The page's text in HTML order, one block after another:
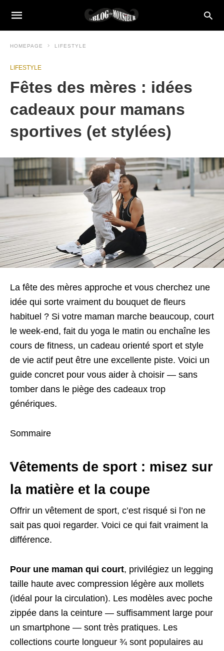
HOMEPAGE LIFESTYLE
LIFESTYLE
Fêtes des mères : idées
cadeaux pour mamans
sportives (et stylées)
La fête des mères approche et vous cherchez une
idée qui sorte vraiment du bouquet de fleurs
habituel ? Si votre maman marche beaucoup, court
le week-end, fait du yoga le matin ou enchaîne les
cours de fitness, un cadeau orienté sport et style
de vie actif peut être une excellente piste. Voici un
guide concret pour vous aider à choisir — sans
tomber dans le piège des cadeaux trop
génériques.
Sommaire
Vêtements de sport : misez sur
la matière et la coupe
Offrir un vêtement de sport, c’est risqué si l’on ne
sait pas quoi regarder. Voici ce qui fait vraiment la
différence.
Pour une maman qui court, privilégiez un legging
taille haute avec compression légère aux mollets
(idéal pour la circulation). Les modèles avec poche
zippée dans la ceinture — suffisamment large pour
un smartphone — sont très pratiques. Les
collections courte longueur ¾ sont populaires au